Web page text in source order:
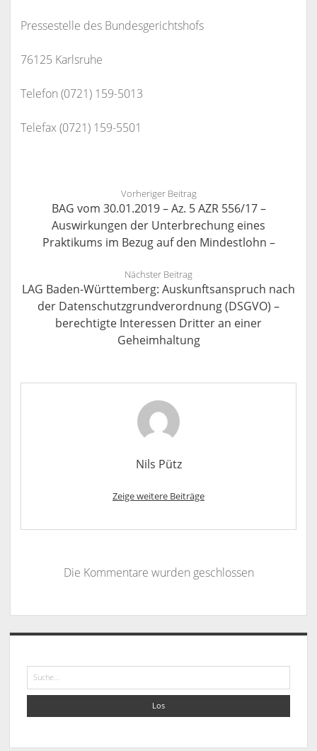
Pressestelle des Bundesgerichtshofs
76125 Karlsruhe
Telefon (0721) 159-5013
Telefax (0721) 159-5501
Vorheriger Beitrag
BAG vom 30.01.2019 – Az. 5 AZR 556/17 –
Auswirkungen der Unterbrechung eines
Praktikums im Bezug auf den Mindestlohn –
Nächster Beitrag
LAG Baden-Württemberg: Auskunftsanspruch nach
der Datenschutzgrundverordnung (DSGVO) –
berechtigte Interessen Dritter an einer
Geheimhaltung
Nils Pütz
Zeige weitere Beiträge
Die Kommentare wurden geschlossen
Sidebar
Suche